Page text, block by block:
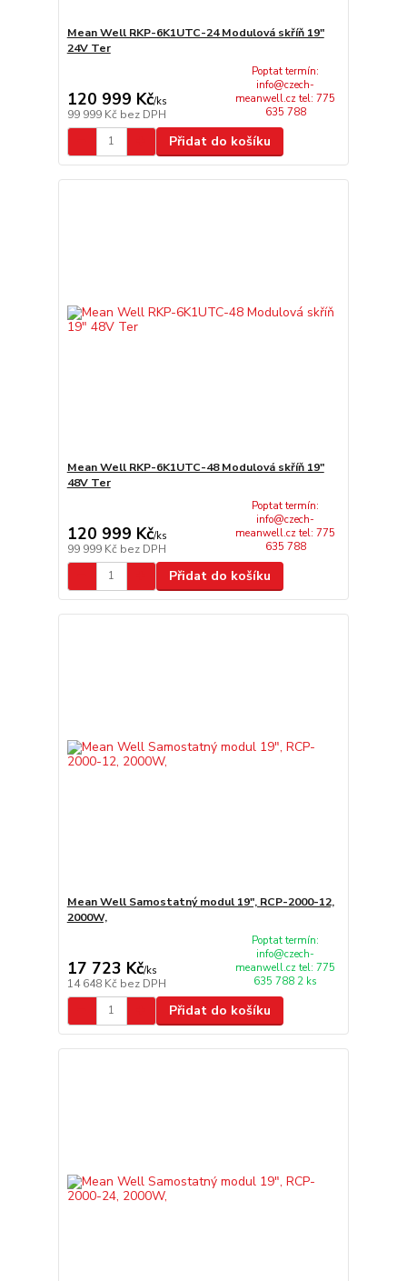
Mean Well RKP-6K1UTC-24 Modulová skříň 19"
24V Ter
120 999 Kč/ks
99 999 Kč bez DPH
Poptat termín:
info@czech-
meanwell.cz tel: 775
635 788
Přidat do košíku
Mean Well RKP-6K1UTC-48 Modulová skříň 19"
48V Ter
120 999 Kč/ks
99 999 Kč bez DPH
Poptat termín:
info@czech-
meanwell.cz tel: 775
635 788
Přidat do košíku
Mean Well Samostatný modul 19", RCP-2000-12,
2000W,
17 723 Kč/ks
14 648 Kč bez DPH
Poptat termín:
info@czech-
meanwell.cz tel: 775
635 788 2 ks
Přidat do košíku